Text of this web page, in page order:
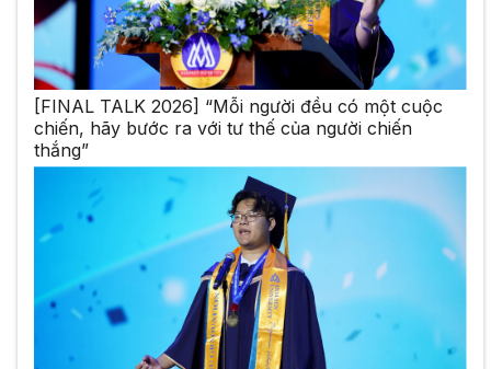
[FINAL TALK 2026] “Mỗi người đều có một cuộc
chiến, hãy bước ra với tư thế của người chiến
thắng”